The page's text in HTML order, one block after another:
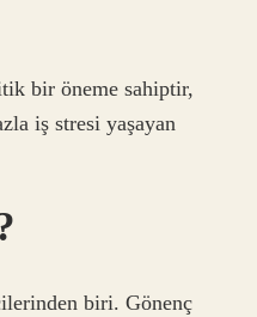
bir öneme sahiptir,
iş stresi yaşayan
biri. Gönenç